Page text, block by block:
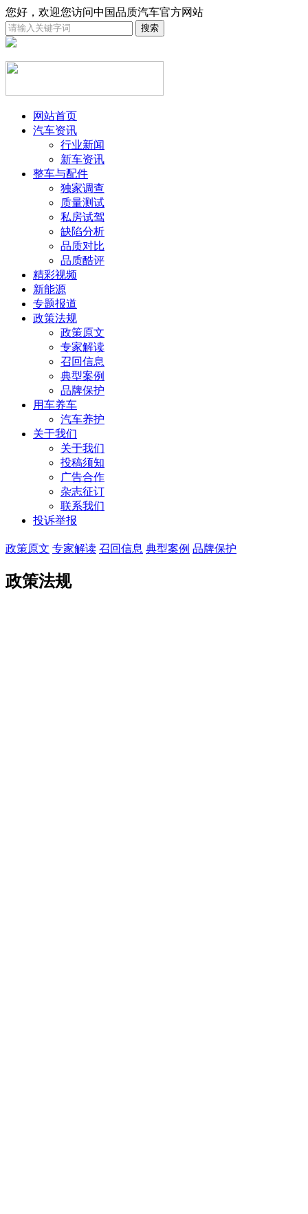
您好，欢迎您访问中国品质汽车官方网站
网站首页
汽车资讯
行业新闻
新车资讯
整车与配件
独家调查
质量测试
私房试驾
缺陷分析
品质对比
品质酷评
精彩视频
新能源
专题报道
政策法规
政策原文
专家解读
召回信息
典型案例
品牌保护
用车养车
汽车养护
关于我们
关于我们
投稿须知
广告合作
杂志征订
联系我们
投诉举报
政策原文 专家解读 召回信息 典型案例 品牌保护
政策法规